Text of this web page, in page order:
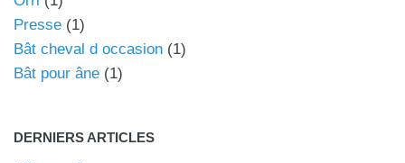
Presse (1)
Bât cheval d occasion (1)
Bât pour âne (1)
DERNIERS ARTICLES